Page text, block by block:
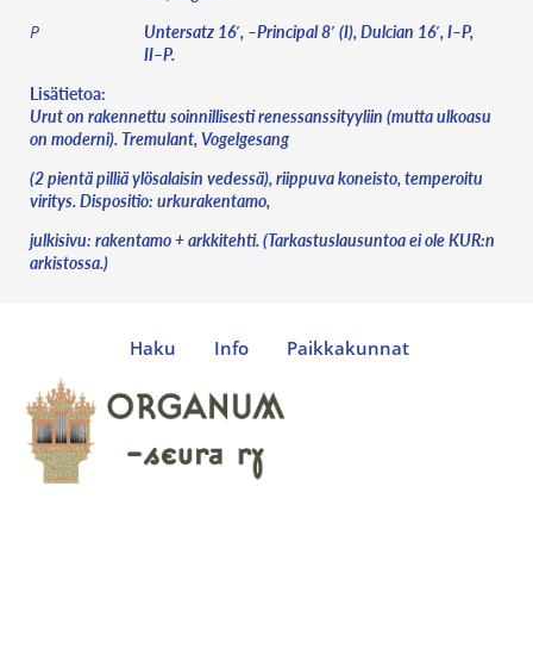
P
Untersatz 16′, –Principal 8′ (I), Dulcian 16′, I–P,
II–P.
Lisätietoa:
Urut on rakennettu soinnillisesti renessanssityyliin (mutta ulkoasu
on moderni). Tremulant, Vogelgesang
(2 pientä pilliä ylösalaisin vedessä), riippuva koneisto, temperoitu
viritys. Dispositio: urkurakentamo,
julkisivu: rakentamo + arkkitehti. (Tarkastuslausuntoa ei ole KUR:n
arkistossa.)
Haku Info Paikkakunnat